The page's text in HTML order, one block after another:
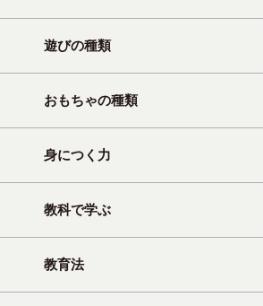
遊びの種類
おもちゃの種類
身につく力
教科で学ぶ
教育法